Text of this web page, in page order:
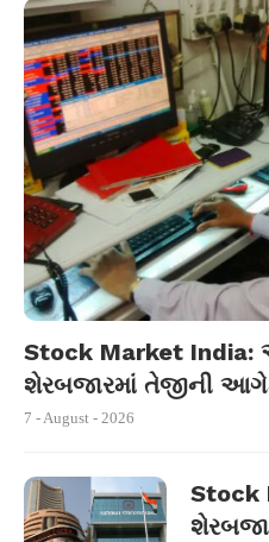
Stock Market India:
શેરબજારમાં તેજીની
7 - August - 2026
Stock